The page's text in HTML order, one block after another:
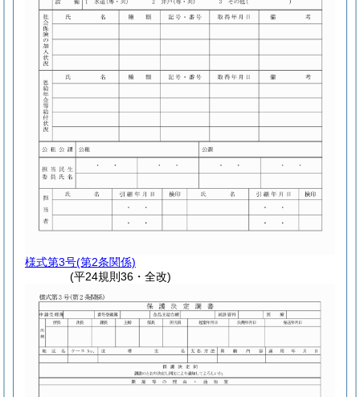
様式第3号(第2条関係)
(平24規則36・全改)